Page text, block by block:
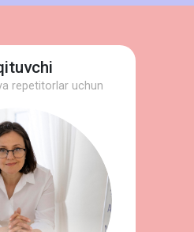
repetitorlar uchun